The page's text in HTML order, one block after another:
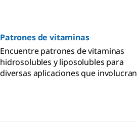
Patrones de vitaminas
Encuentre patrones de vitaminas
hidrosolubles y liposolubles para
diversas aplicaciones que involucran